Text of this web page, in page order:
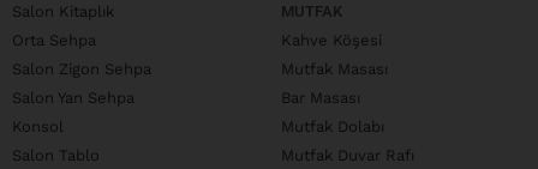
Salon Kitaplık
Orta Sehpa
Salon Zigon Sehpa
Salon Yan Sehpa
Konsol
Salon Tablo
MUTFAK
Kahve Köşesi
Mutfak Masası
Bar Masası
Mutfak Dolabı
Mutfak Duvar Rafı